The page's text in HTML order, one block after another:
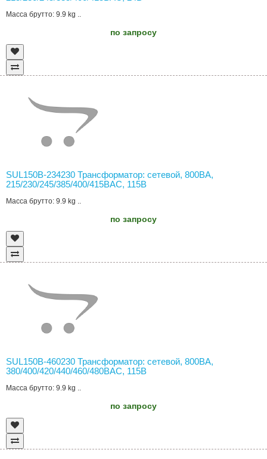
Масса брутто: 9.9 kg ..
по запросу
SUL150B-234230 Трансформатор: сетевой, 800ВА,
215/230/245/385/400/415ВAC, 115В
Масса брутто: 9.9 kg ..
по запросу
SUL150B-460230 Трансформатор: сетевой, 800ВА,
380/400/420/440/460/480ВAC, 115В
Масса брутто: 9.9 kg ..
по запросу